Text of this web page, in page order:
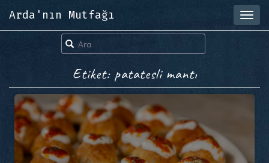
Arda'nın Mutfağı
Etiket: patatesli mantı